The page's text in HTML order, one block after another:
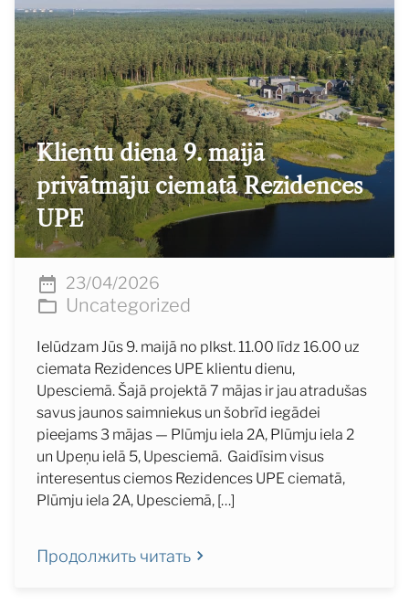
Klientu diena 9. maijā
privātmāju ciematā Rezidences
UPE
23/04/2026
Uncategorized
Ielūdzam Jūs 9. maijā no plkst. 11.00 līdz 16.00 uz
ciemata Rezidences UPE klientu dienu,
Upesciemā. Šajā projektā 7 mājas ir jau atradušas
savus jaunos saimniekus un šobrīd iegādei
pieejams 3 mājas — Plūmju iela 2A, Plūmju iela 2
un Upeņu ielā 5, Upesciemā. Gaidīsim visus
interesentus ciemos Rezidences UPE ciematā,
Plūmju iela 2A, Upesciemā, […]
Продолжить читать